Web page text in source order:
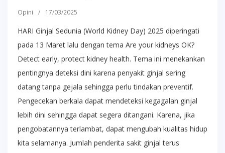
Opini / 17/03/2025
HARI Ginjal Sedunia (World Kidney Day) 2025 diperingati
pada 13 Maret lalu dengan tema Are your kidneys OK?
Detect early, protect kidney health. Tema ini menekankan
pentingnya deteksi dini karena penyakit ginjal sering
datang tanpa gejala sehingga perlu tindakan preventif.
Pengecekan berkala dapat mendeteksi kegagalan ginjal
lebih dini sehingga dapat segera ditangani. Karena, jika
pengobatannya terlambat, dapat mengubah kualitas hidup
kita selamanya. Jumlah penderita sakit ginjal terus